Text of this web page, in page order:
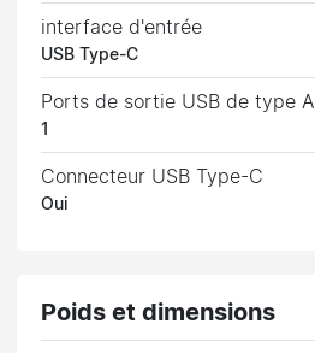
interface d'entrée
USB Type-C
Ports de sortie USB de type A
1
Connecteur USB Type-C
Oui
Poids et dimensions